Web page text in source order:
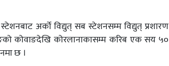
अर्को विद्युत् सब स्टेशनसम्म विद्युत् प्रशारण
कोवाङदेखि कोरलानाकासम्म करिब एक सय ५०
छ ।